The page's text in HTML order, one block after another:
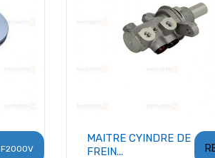
F2000V
MAITRE CYINDRE DE
FREIN...